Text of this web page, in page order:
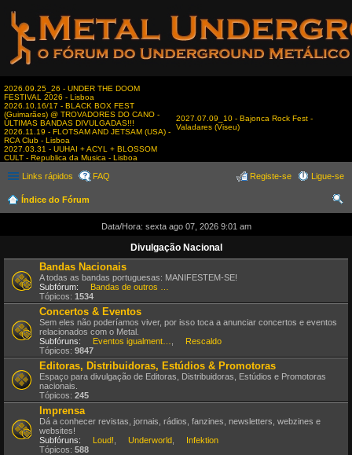
2026.09.25_26 - UNDER THE DOOM
FESTIVAL 2026 - Lisboa
2026.10.16/17 - BLACK BOX FEST
(Guimarães) @ TROVADORES DO CANO -
ÚLTIMAS BANDAS DIVULGADAS!!!
2026.11.19 - FLOTSAM AND JETSAM (USA) -
RCA Club - Lisboa
2027.03.31 - UUHAI + ACYL + BLOSSOM
CULT - Republica da Musica - Lisboa
2027.07.09_10 - Bajonca Rock Fest -
Valadares (Viseu)
Links rápidos FAQ Ligue-se
Registe-se
Índice do Fórum
Data/Hora: sexta ago 07, 2026 9:01 am
Divulgação Nacional
Bandas Nacionais
A todas as bandas portuguesas: MANIFESTEM-SE!
Subfórum:
Tópicos: 1534
Concertos & Eventos
Sem eles não poderíamos viver, por isso toca a anunciar concertos e eventos
relacionados com o Metal.
Subfóruns:
Rescaldo
Tópicos: 9847
Editoras, Distribuidoras, Estúdios & Promotoras
Espaço para divulgação de Editoras, Distribuidoras, Estúdios e Promotoras
nacionais.
Tópicos: 245
Imprensa
Dá a conhecer revistas, jornais, rádios, fanzines, newsletters, webzines e
websites!
Subfóruns:
Loud! Underworld
Infektion
Tópicos: 588